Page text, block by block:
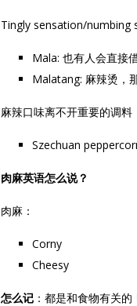
Tingly sensation/numbing
Mala: 也有人会直接
Malatang: 麻辣烫，
麻辣口味离不开重要的调料
Szechuan
肉麻英语怎么说？
肉麻：
Corny
Cheesy
怎么记 ：都是和食物有关的